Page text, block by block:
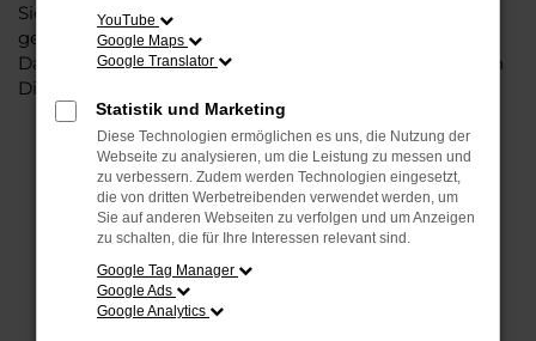
Sie einen erheblichen Nachlass bzw. Rabatt und
genießen zudem einen außergewöhnlichen Service.
Das beginnt bei der Beratung und setzt sich mit vielen
Dienstleistungen unserer Meisterwerkstatt fort.
FEHLER: NETWORK ERROR
Beim Laden ist ein Fehler aufgetreten.
Hier sind ein paar Tipps, die dir helfen können:
Überprüfe deine Firewall und deine
Internetverbindung.
YouTube
Google Maps
Google Translator
Statistik und Marketing
Diese Technologien ermöglichen es uns, die Nutzung der
Webseite zu analysieren, um die Leistung zu messen und
zu verbessern. Zudem werden Technologien eingesetzt,
die von dritten Werbetreibenden verwendet werden, um
Sie auf anderen Webseiten zu verfolgen und um Anzeigen
zu schalten, die für Ihre Interessen relevant sind.
Google Tag Manager
Google Ads
Google Analytics